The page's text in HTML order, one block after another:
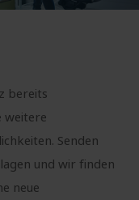
bereits
weitere
Senden
und wir finden
neue